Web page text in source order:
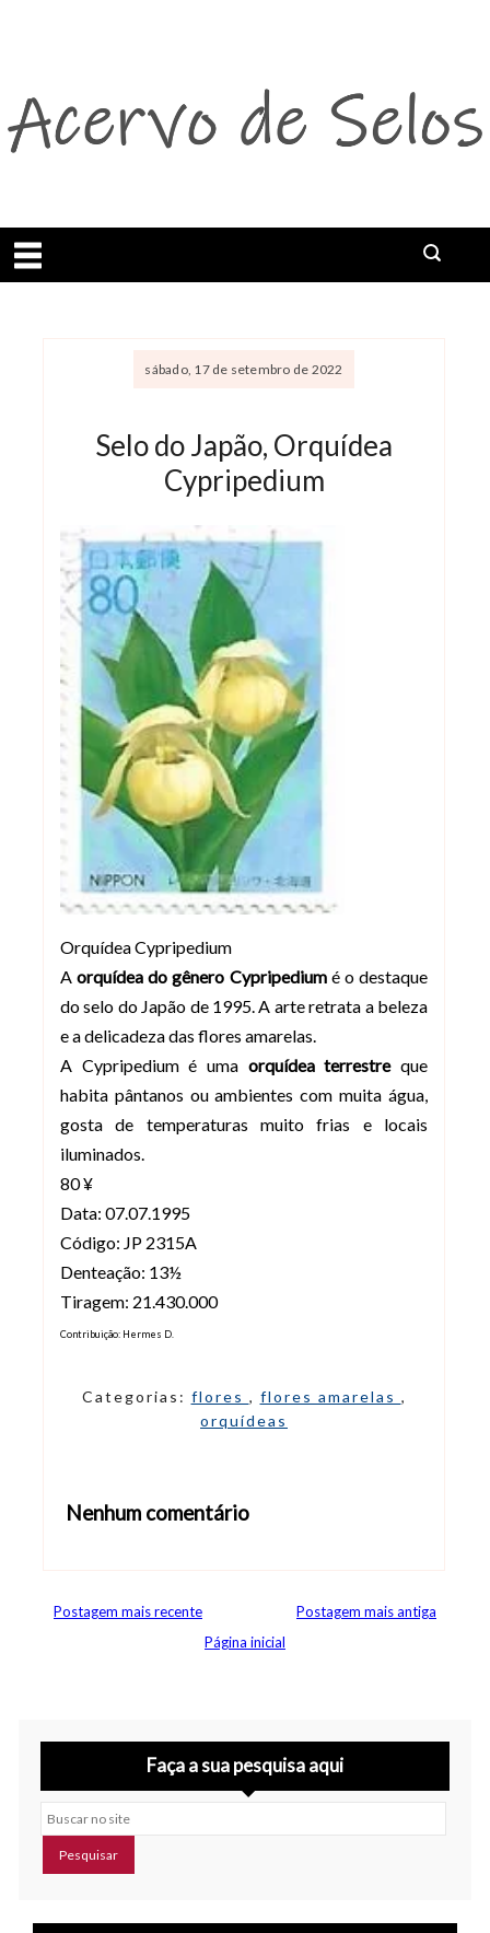
Abrir menu
sábado, 17 de setembro de 2022
Selo do Japão, Orquídea
Cypripedium
Orquídea Cypripedium
Aorquídea do gênero Cypripediumé o destaque
do selo do Japão de 1995. A arte retrata a beleza
e a delicadeza das flores amarelas.
A Cypripedium é uma orquídea terrestreque
habita pântanos ou ambientes com muita água,
gosta de temperaturas muito frias e locais
iluminados.
80 ¥
Data: 07.07.1995
Código: JP 2315A
Denteação: 13½
Tiragem: 21.430.000
Contribuição: Hermes D.
Categorias: flores , flores amarelas ,
orquídeas
Nenhum comentário
Postagem mais recente
Postagem mais antiga
Página inicial
Faça a sua pesquisa aqui
Buscar no site